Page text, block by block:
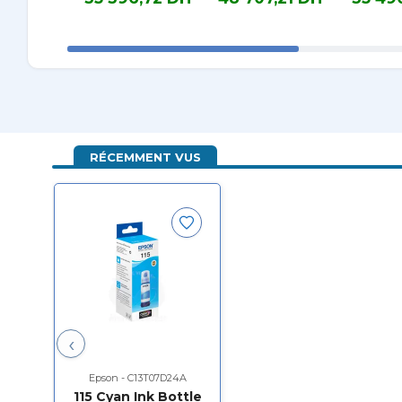
RÉCEMMENT VUS
‹
Epson - C13T07D24A
115 Cyan Ink Bottle